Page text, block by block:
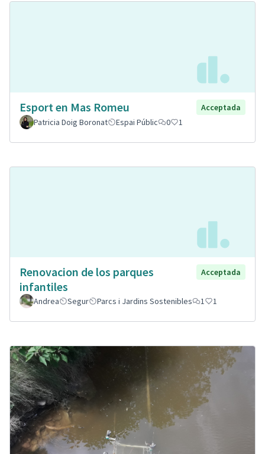
Esport en Mas Romeu
Acceptada
Patricia Doig Boronat
Espai Públic 0 1
Renovacion de los parques
infantiles
Acceptada
Andrea Segur Parcs i Jardins Sostenibles 1 1